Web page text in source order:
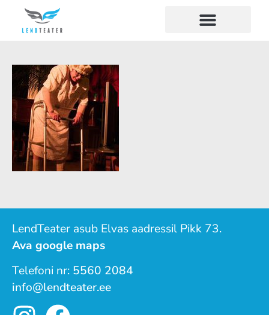
LendTeater asub Elvas aadressil Pikk 73.
Ava google maps
Telefoni nr: 5560 2084
info@lendteater.ee